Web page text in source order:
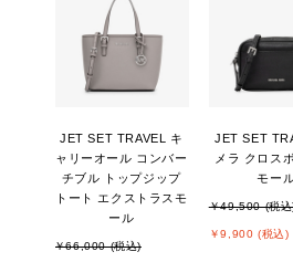
JET SET TRAVEL キ
ャリーオール コンバー
チブル トップジップ
トート エクストラスモ
ール
￥66,000 (税込)
JET SET
メラ クロス
モー
￥49,500 (税
￥9,900 (税込)